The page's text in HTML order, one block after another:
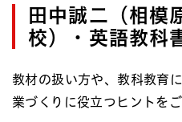
田中誠二（相模
校）・英語教科
教材の扱い方や、教科教育
業づくりに役立つヒントを